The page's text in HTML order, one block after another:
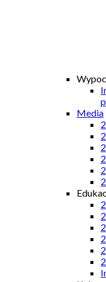
Media